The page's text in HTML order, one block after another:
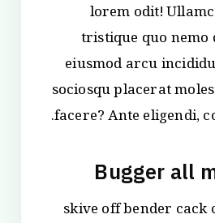
lorem odit!
tristique quo nemo
eiusmod arcu
sociosqu placerat
facere? Ante eligendi,
Bugger all
skive off bender cack